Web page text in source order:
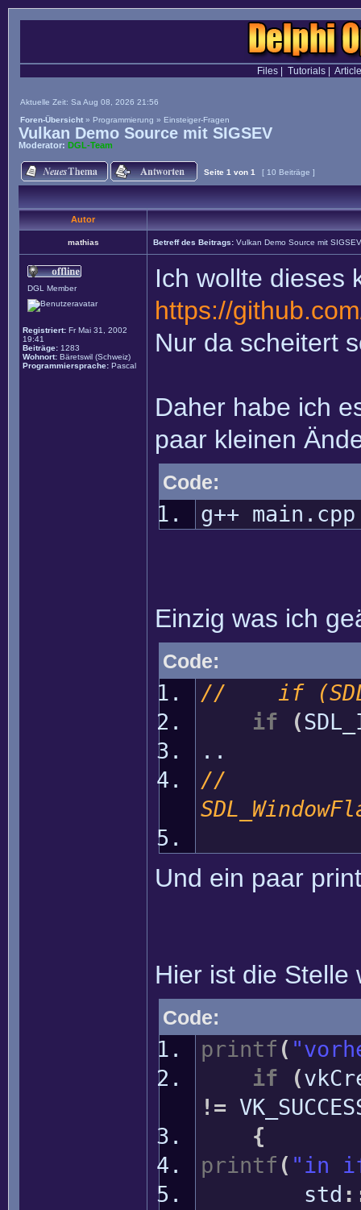
Files| Tutorials|
Aktuelle Zeit: Sa Aug 08, 2026 21:56
Foren-Übersicht » Programmierung » Einsteiger-Fragen
Vulkan Demo Source mit SIGSEV
Moderator: DGL-Team
Seite 1 von 1 [ 10 Beiträge ]
Autor
mathias Betreff des Beitrags: Vulkan Demo Source mit SIGSEV
DGL Member
Registriert: Fr Mai 31, 2002
19:41
Beiträge: 1283
Wohnort: Bäretswil (Schweiz)
Programmiersprache: Pascal
Ich wollte dieses
https://
Nur da scheitert
Daher habe ich
paar kleinen
Code:
g++
Einzig was ich
Code:
// if
if
(
..
Und ein paar
Hier ist die Stelle
Code:
printf (
if
(
!=
{
printf ( "in
std